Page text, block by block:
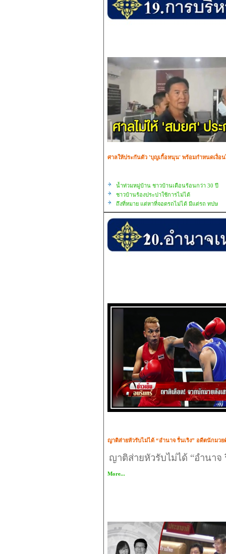
ศาลให้ประกันตัว 'บุญเกื้อหนุน' พร้อมกำหนดเงื่
น้ำท่วมหมู่บ้าน ชาวบ้านเดือนร้อนกว่า 30 ปี
ชาวบ้านร้องประปาใช้การไม่ได้
ถึงที่หมาย แต่หาที่จอดรถไม่ได้ มีแต่รถ ทปษ
ญาติส่ายหัวรับไม่ได้ “อำนาจ รื่นเริง” อดีตนักมวย
ญาติส่ายหัวรับไม่ได้ “อำนาจ
More...